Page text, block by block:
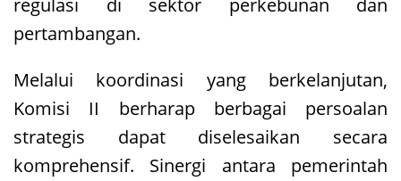
regulasi di sektor perkebunan dan
pertambangan.
Melalui koordinasi yang berkelanjutan,
Komisi II berharap berbagai persoalan
strategis dapat diselesaikan secara
komprehensif. Sinergi antara pemerintah